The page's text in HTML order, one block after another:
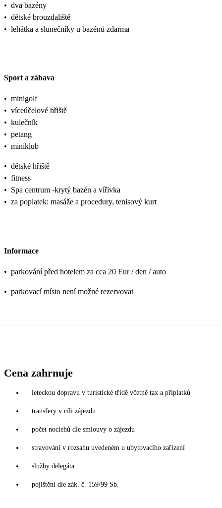
• dva bazény
• dětské brouzdaliště
• lehátka a slunečníky u bazénů zdarma
Sport a zábava
• minigolf
• víceúčelové hřiště
• kulečník
• petang
• miniklub
• dětské hřiště
• fitness
• Spa centrum -krytý bazén a vířivka
• za poplatek: masáže a procedury, tenisový kurt
Informace
• parkování před hotelem za cca 20 Eur / den / auto
• parkovací místo není možné rezervovat
Cena zahrnuje
leteckou dopravu v turistické třídě včetně tax a příplatků
transfery v cíli zájezdu
počet noclehů dle smlouvy o zájezdu
stravování v rozsahu uvedeném u ubytovacího zařízení
služby delegáta
pojištění dle zák. č. 159/99 Sb.